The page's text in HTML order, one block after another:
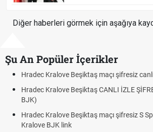
Diğer haberleri görmek için aşağıya
Şu An Popüler İçerikler
Hradec Kralove Beşiktaş maçı şifresiz canlı
Hradec Kralove Beşiktaş CANLI İZLE
BJK)
Hradec Kralove Beşiktaş maçı şifresiz S
Kralove BJK link